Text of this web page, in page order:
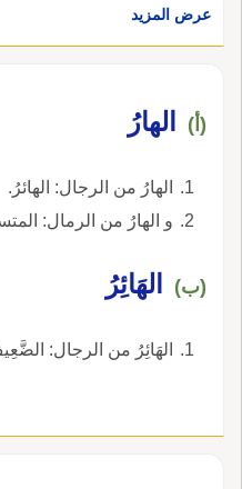
عرض المزيد
(أ) الهارُ
الهارُ من الرجال: الهائرُ.
و الهارُ من الرمال:
(ب) الهَائِرُ
الهَائِرُ من الرجال: